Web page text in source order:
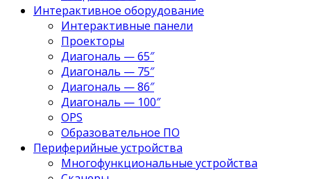
Интерактивное оборудование
Интерактивные панели
Проекторы
Диагональ — 65″
Диагональ — 75″
Диагональ — 86″
Диагональ — 100″
OPS
Образовательное ПО
Периферийные устройства
Многофункциональные устройства